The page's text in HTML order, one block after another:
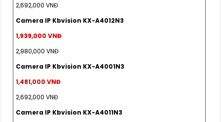
2,692,000 VNĐ
Camera IP Kbvision KX-A4012N3
1,939,000 VNĐ
2,980,000 VNĐ
Camera IP Kbvision KX-A4001N3
1,481,000 VNĐ
2,692,000 VNĐ
Camera IP Kbvision KX-A4011N3